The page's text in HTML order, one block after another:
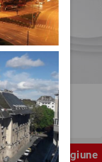
Stagiune